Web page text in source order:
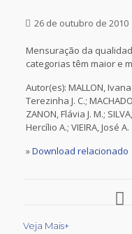
26 de outubro de 2010
Mensuração da
categorias têm maior e
Autor(es): MALLON, Ivana
Terezinha J. C.;
ZANON, Flávia J. M.;
Hercílio A.; VIEIRA, José A.
»Download relacionado
Veja Mais+